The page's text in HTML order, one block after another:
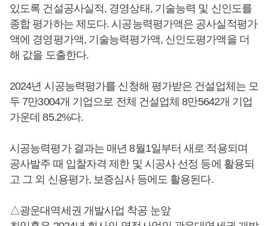
있도록 건설공사실적, 경영상태, 기술능력 및 신인도를
종합 평가하는 제도다. 시공능력평가액은 공사실적평가
액에 경영평가액, 기술능력평가액, 신인도평가액을 더
해 값을 도출한다.
2024년 시공능력평가를 신청해 평가받은 건설업체는 모
두 7만3004개 기업으로 전체 건설업체 8만5642개 기업
가운데 85.2%다.
시공능력평가 결과는 매년 8월1일부터 새로 적용되며
공사발주 때 입찰자격 제한 및 시공사 선정 등에 활용되
고 그 외 신용평가, 보증심사 등에도 활용된다.
△광운대역세권 개발사업 착공 눈앞